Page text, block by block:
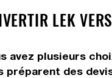
LEK
avez plusieurs
des